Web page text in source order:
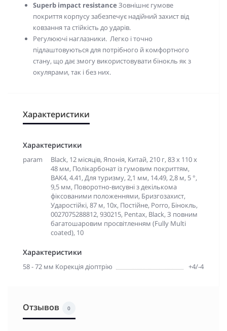
Superb impact resistance Зовнішнє гумове
покриття корпусу забезпечує надійний захист від
ковзання тастійкість до ударів.
Регулюючі наглазники. Легко і точно
підлаштовуються для потрібного й комфортного
стану, що дає змогу використовувати бінокль як з
окулярами, так і без них.
Характеристики
Характеристики
param
Black, 12 місяців, Японія, Китай, 210 г, 83 х 110 х
48 мм, Полікарбонат із гумовим покриттям,
BAK4, 4.41, Для туризму, 2,1 мм, 14.49, 2,8 м, 5 °,
9,5 мм, Поворотно-висувні з декількома
фіксованими положеннями, Бризгозахист,
Ударостійкі, 87 м, 10х, Постійне, Porro, Бінокль,
0027075288812, 930215, Pentax, Black, З повним
багатошаровим просвітленням (Fully Multi
coated), 10
Характеристики
58 - 72 мм Корекція діоптрію +4/-4
Отзывов 0